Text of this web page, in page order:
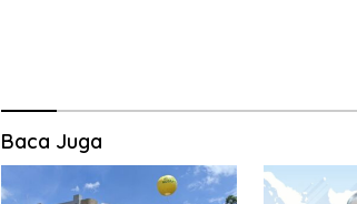
Baca Juga